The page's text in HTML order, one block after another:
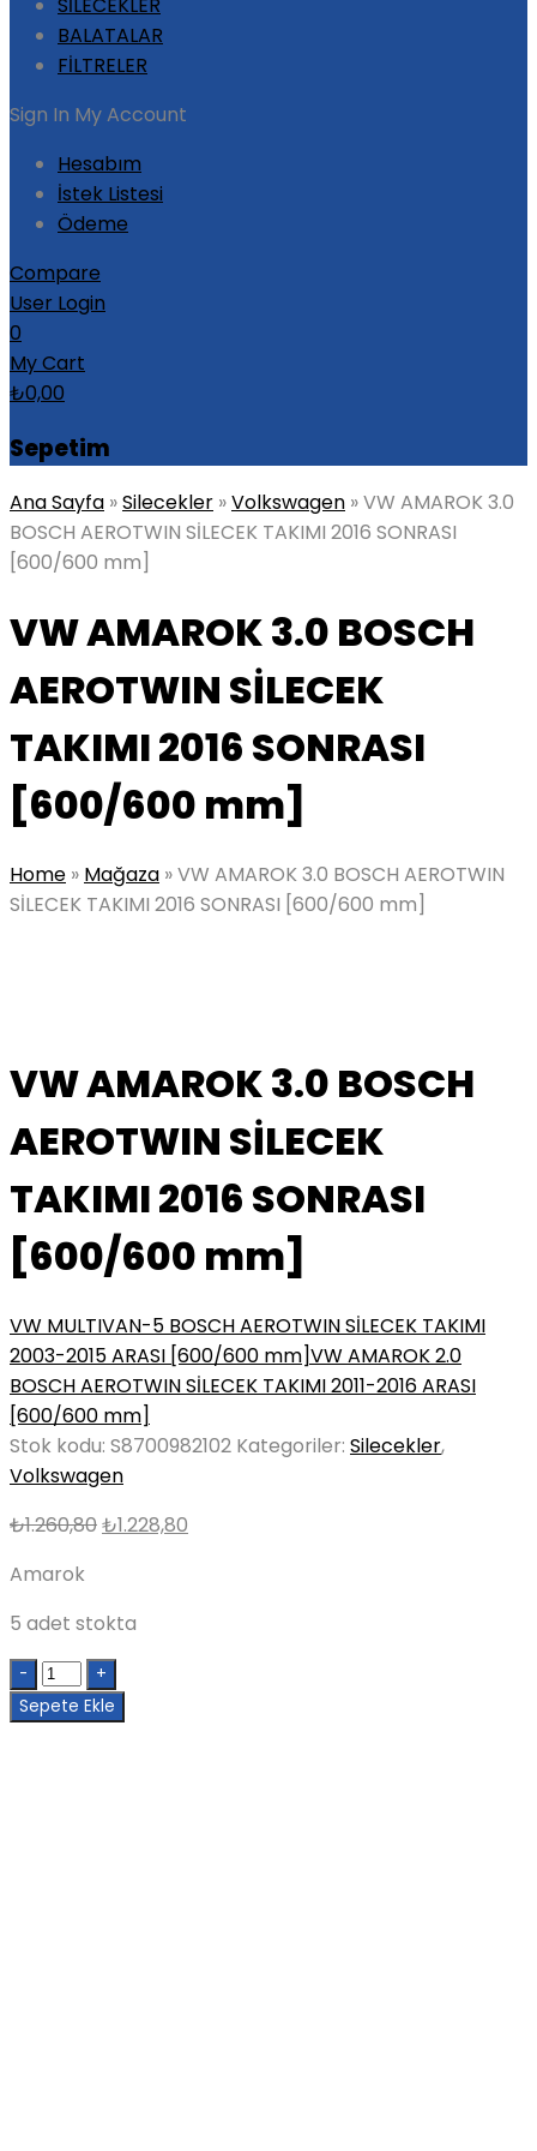
BALATALAR
FİLTRELER
Sign In My Account
Hesabım
İstek Listesi
Ödeme
Compare
User Login
0
My Cart
₺0,00
Sepetim
Ana Sayfa »Silecekler »Volkswagen »VW AMAROK 3.0
BOSCH AEROTWIN SİLECEK TAKIMI 2016 SONRASI
[600/600 mm]
VW AMAROK 3.0 BOSCH
AEROTWIN SİLECEK
TAKIMI 2016 SONRASI
[600/600 mm]
Home » Mağaza »VW AMAROK 3.0 BOSCH AEROTWIN
SİLECEK TAKIMI 2016 SONRASI [600/600 mm]
VW AMAROK 3.0 BOSCH
AEROTWIN SİLECEK
TAKIMI 2016 SONRASI
[600/600 mm]
VW MULTIVAN-5 BOSCH AEROTWIN SİLECEK TAKIMI
2003-2015 ARASI [600/600 mm]VW AMAROK 2.0
BOSCH AEROTWIN SİLECEK TAKIMI 2011-2016 ARASI
[600/600 mm]
Stok kodu: S8700982102 Kategoriler: Silecekler,
Volkswagen
₺1.260,80Orijinal
₺1.228,80
Amarok
5 adet stokta
Quantity
Sepete Ekle